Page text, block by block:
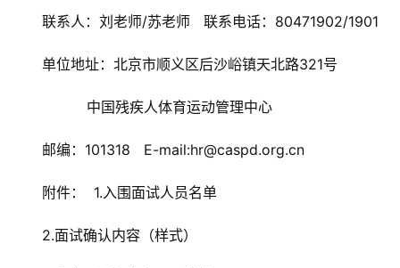
联系人：刘老师/苏老师   联系电话：80471902/1901
单位地址：北京市顺义区后沙峪镇天北路321号
中国残疾人体育运动管理中心
邮编：101318   E-mail:hr@caspd.org.cn
附件：  1.入围面试人员名单
2.面试确认内容（样式）